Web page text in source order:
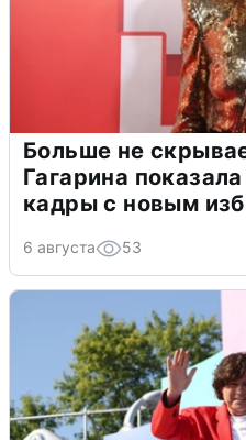
Больше не
Гагарина
кадры с новым
6 августа 53